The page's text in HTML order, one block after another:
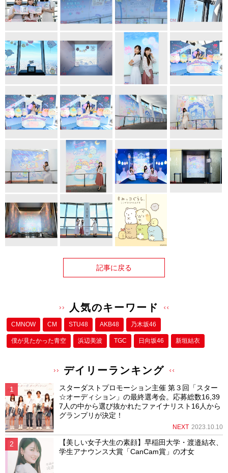
記事に戻る
人気のキーワード
CMNOW CM STU48 AKB48 乃木坂46
僕が⾒たかった⻘空 浜辺美波 TGC 日向坂46 新垣結衣
デイリーランキング
スターダストプロモーション主催 第３回「スター
☆オーディション」の最終選考会。応募総数16,39
7人の中から選び抜かれたファイナリスト16人から
グランプリが決定！
NEXT 2023.10.10
【美しい女子大生の素顔】早稲田大学・渡邉結衣、
学生アナウンス大賞「CanCam賞」の才女